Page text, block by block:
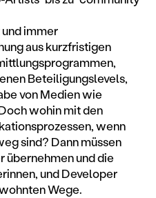
immer
aus kurzfristigen
Beteiligungslevels,
von Medien wie
wohin mit den
wenn
sind? Dann müssen
und die
und Developer
Wege.